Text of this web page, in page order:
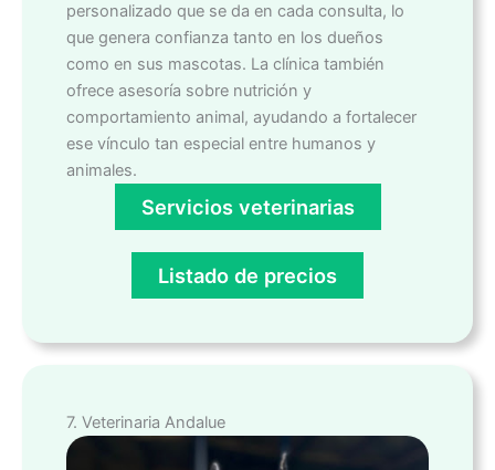
personalizado que se da en cada consulta, lo
que genera confianza tanto en los dueños
como en sus mascotas. La clínica también
ofrece asesoría sobre nutrición y
comportamiento animal, ayudando a fortalecer
ese vínculo tan especial entre humanos y
animales.
Servicios veterinarias
Listado de precios
7. Veterinaria Andalue